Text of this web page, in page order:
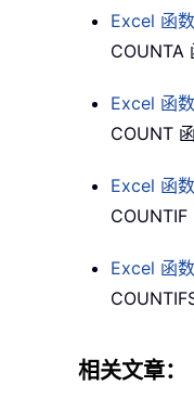
Excel 函数
COUNTA
Excel 函数
COUNT
Excel 函数
COUNTIF
Excel 函数
相关文章：